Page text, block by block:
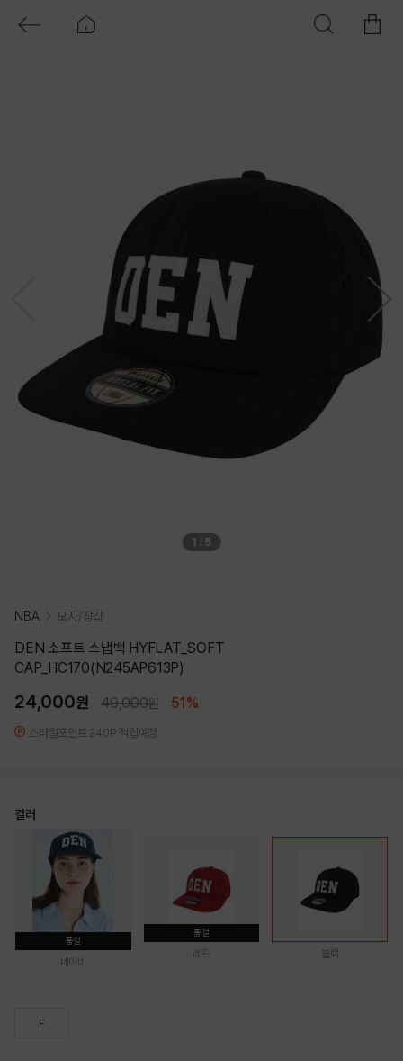
1 5
NBA 모자/장갑
DEN 소프트 스냅백 HYFLAT_SOFT
CAP_HC170(N245AP613P)
24,000원 49,000원 51%
스타일포인트 240P 적립예정
컬러
품절
네이비
품절
레드 블랙
F